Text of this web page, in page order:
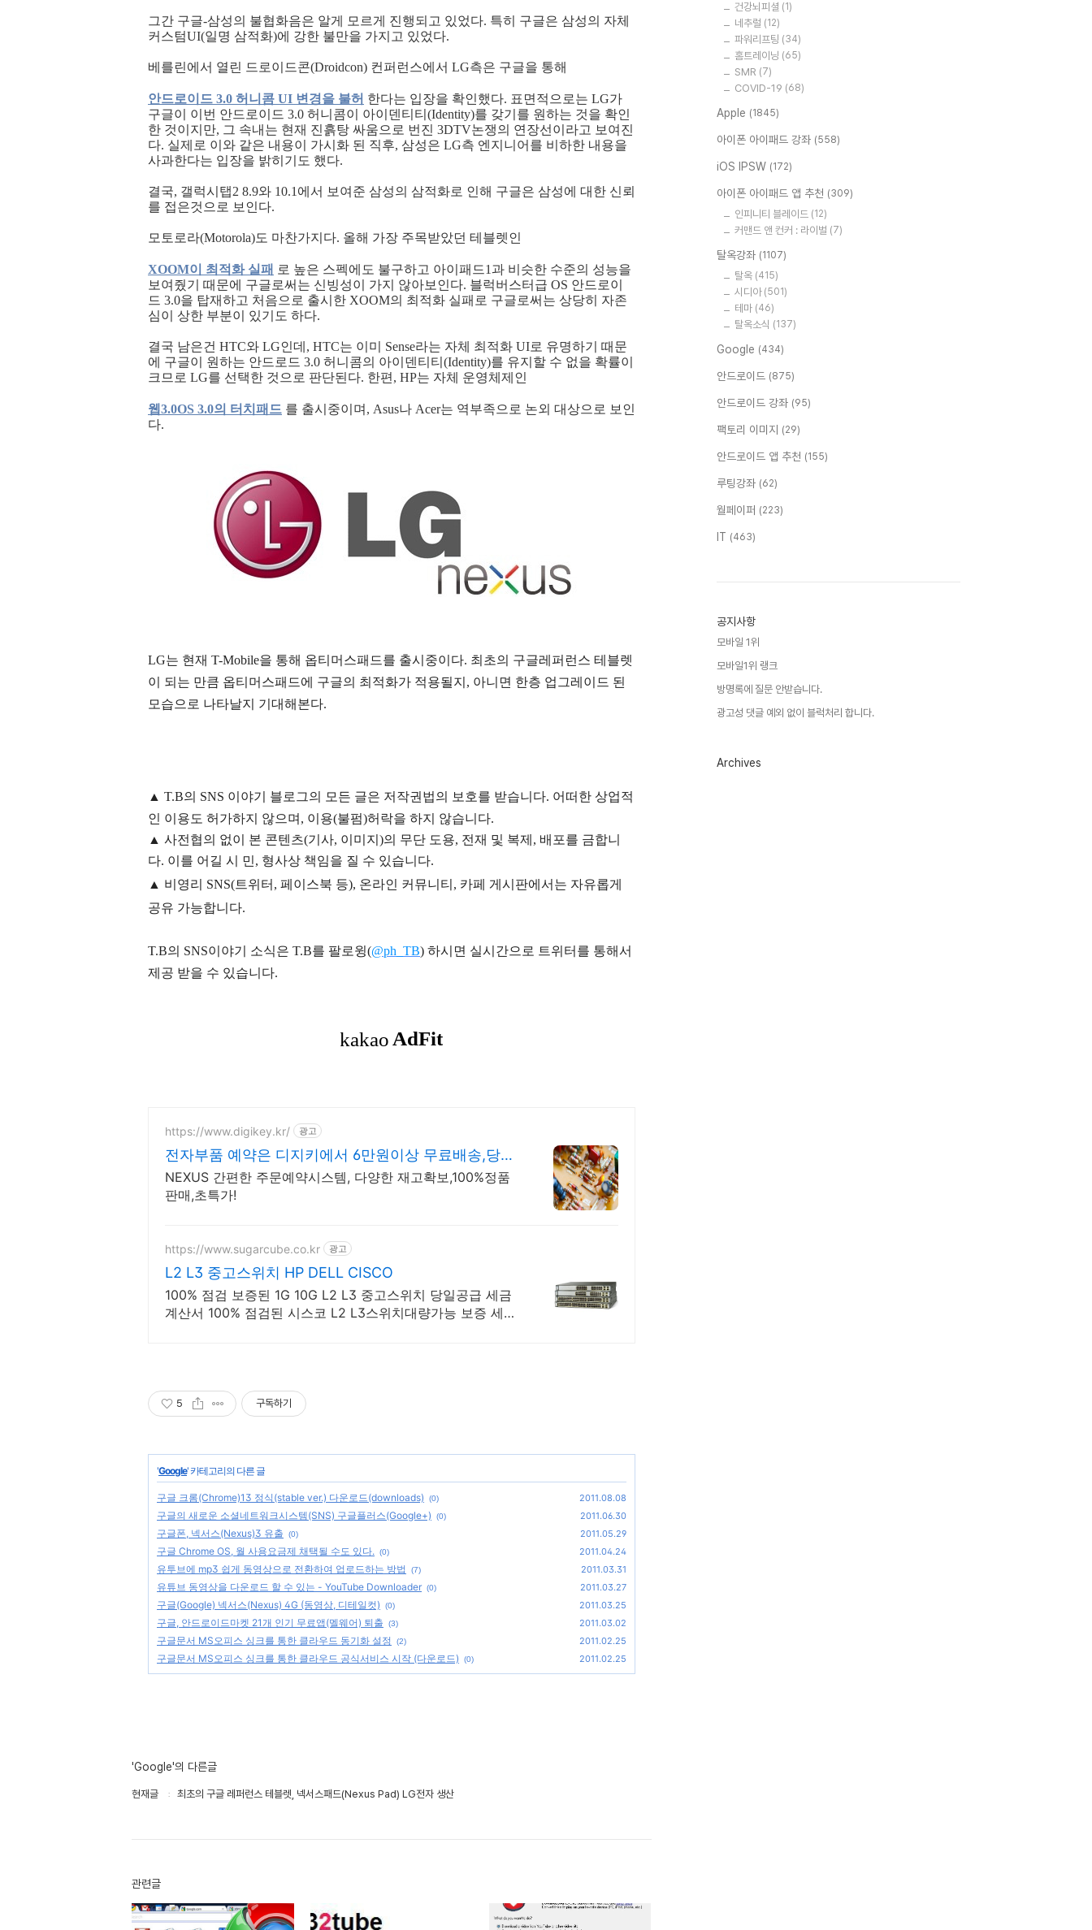
그간 구글-삼성의 불협화음은 알게 모르게 진행되고 있었다. 특히 구글은 삼성의 자체
커스텀UI(일명 삼적화)에 강한 불만을 가지고 있었다.
베를린에서 열린 드로이드콘(Droidcon) 컨퍼런스에서 LG측은 구글을 통해
안드로이드 3.0 허니콤 UI 변경을 불허 한다는 입장을 확인했다. 표면적으로는 LG가
구글이 이번 안드로이드 3.0 허니콤이 아이덴티티(Identity)를 갖기를 원하는 것을 확인
한 것이지만, 그 속내는 현재 진흙탕 싸움으로 번진 3DTV논쟁의 연장선이라고 보여진
다. 실제로 이와 같은 내용이 가시화 된 직후, 삼성은 LG측 엔지니어를 비하한 내용을
사과한다는 입장을 밝히기도 했다.
결국, 갤럭시탭2 8.9와 10.1에서 보여준 삼성의 삼적화로 인해 구글은 삼성에 대한 신뢰
를 접은것으로 보인다.
모토로라(Motorola)도 마찬가지다. 올해 가장 주목받았던 테블렛인
XOOM이 최적화 실패 로 높은 스펙에도 불구하고 아이패드1과 비슷한 수준의 성능을
보여줬기 때문에 구글로써는 신빙성이 가지 않아보인다. 블럭버스터급 OS 안드로이
드 3.0을 탑재하고 처음으로 출시한 XOOM의 최적화 실패로 구글로써는 상당히 자존
심이 상한 부분이 있기도 하다.
결국 남은건 HTC와 LG인데, HTC는 이미 Sense라는 자체 최적화 UI로 유명하기 때문
에 구글이 원하는 안드로드 3.0 허니콤의 아이덴티티(Identity)를 유지할 수 없을 확률이
크므로 LG를 선택한 것으로 판단된다. 한편, HP는 자체 운영체제인
웹3.0OS 3.0의 터치패드 를 출시중이며, Asus나 Acer는 역부족으로 논외 대상으로 보인
다.
LG는 현재 T-Mobile을 통해 옵티머스패드를 출시중이다. 최초의 구글레퍼런스 테블렛
이 되는 만큼 옵티머스패드에 구글의 최적화가 적용될지, 아니면 한층 업그레이드 된
모습으로 나타날지 기대해본다.
▲ T.B의 SNS 이야기 블 로그의 모든 글은 저작권법의 보호를 받습니다. 어떠한 상업적
인 이용도 허가하지 않으며, 이용(불펌)허락을 하지 않습니다.
▲ 사전협의 없이 본 콘텐츠(기사, 이미지)의 무단 도용, 전재 및 복제, 배포를 금합니
다. 이를 어길 시 민, 형사상 책임을 질 수 있습니다.
▲ 비영리 SNS(트위터, 페이스북 등), 온라인 커뮤니티, 카페 게시판에서는 자유롭게
공유 가능합니다.
T.B의 SNS이야기 소식은 T.B를 팔로윙(@ph_TB) 하시면 실시간으로 트위터를 통해서
제공 받을 수 있습니다.
https://www.digikey.kr/ 광고
전자부품 예약은 디지키에서 6만원이상 무료배송,당일
발송
NEXUS 간편한 주문예약시스템, 다양한 재고확보,100%정품
판매,초특가!
https://www.sugarcube.co.kr 광고
L2 L3 중고스위치 HP DELL CISCO
100% 점검 보증된 1G 10G L2 L3 중고스위치 당일공급 세금
계산서 100% 점검된 시스코 L2 L3스위치대량가능 보증 세금
5 구독하기
'Google' 카테고리의 다른 글
구글 크롬(Chrome)13 정식(stable ver.) 다운로드(downloads) (0) 2011.08.08
구글의 새로운 소셜네트워크시스템(SNS) 구글플러스(Google+) (0) 2011.06.30
구글폰, 넥서스(Nexus)3 유출 (0) 2011.05.29
구글 Chrome OS, 월 사용요금제 채택될 수도 있다. (0) 2011.04.24
유투브에 mp3 쉽게 동영상으로 전환하여 업로드하는 방법 (7) 2011.03.31
유튜브 동영상을 다운로드 할 수 있는 - YouTube Downloader (0) 2011.03.27
구글(Google) 넥서스(Nexus) 4G (동영상, 디테일컷) (0) 2011.03.25
구글, 안드로이드마켓 21개 인기 무료앱(멜웨어) 퇴출 (3) 2011.03.02
구글문서 MS오피스 싱크를 통한 클라우드 동기화 설정 (2) 2011.02.25
구글문서 MS오피스 싱크를 통한 클라우드 공식서비스 시작 (다운로드) (0) 2011.02.25
'Google'의 다른글
현재글 최초의 구글 레퍼런스 테블렛, 넥서스패드(Nexus Pad) LG전자 생산
관련글
건강뇌피셜 (1)
네추럴 (12)
파워리프팅 (34)
홈트레이닝 (65)
SMR (7)
COVID-19 (68)
Apple (1845)
아이폰 아이패드 강좌 (558)
iOS IPSW (172)
아이폰 아이패드 앱 추천 (309)
인피니티 블레이드 (12)
커맨드 앤 컨커 : 라이벌 (7)
탈옥강좌 (1107)
탈옥 (415)
시디아 (501)
테마 (46)
탈옥소식 (137)
Google (434)
안드로이드 (875)
안드로이드 강좌 (95)
팩토리 이미지 (29)
안드로이드 앱 추천 (155)
루팅강좌 (62)
월페이퍼 (223)
IT (463)
공지사항
모바일 1위
모바일1위 랭크
방명록에 질문 안받습니다.
광고성 댓글 예외 없이 블럭처리 합니다.
Archives